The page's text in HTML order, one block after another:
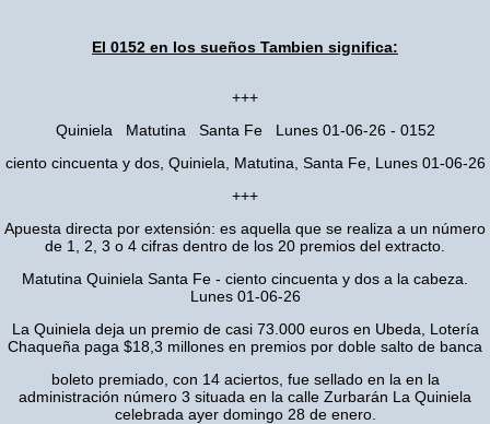
El 0152 en los sueños Tambien significa:
+++
Quiniela Matutina Santa Fe Lunes 01-06-26 - 0152
ciento cincuenta y dos, Quiniela, Matutina, Santa Fe, Lunes 01-06-26
+++
Apuesta directa por extensión: es aquella que se realiza a un número
de 1, 2, 3 o 4 cifras dentro de los 20 premios del extracto.
Matutina Quiniela Santa Fe - ciento cincuenta y dos a la cabeza.
Lunes 01-06-26
La Quiniela deja un premio de casi 73.000 euros en Ubeda, Lotería
Chaqueña paga $18,3 millones en premios por doble salto de banca
boleto premiado, con 14 aciertos, fue sellado en la en la
administración número 3 situada en la calle Zurbarán La Quiniela
celebrada ayer domingo 28 de enero.